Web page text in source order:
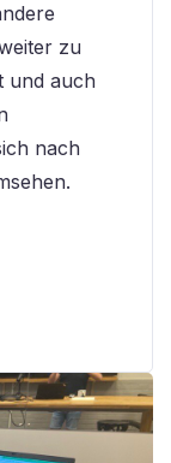
zu
und auch
nach